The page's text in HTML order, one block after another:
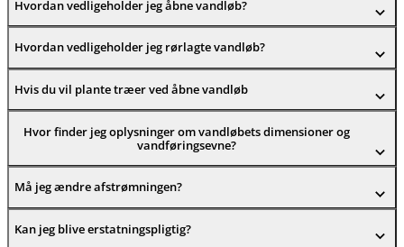
Hvordan vedligeholder jeg åbne vandløb?
Hvordan vedligeholder jeg rørlagte vandløb?
Hvis du vil plante træer ved åbne vandløb
Hvor finder jeg oplysninger om vandløbets dimensioner og
vandføringsevne?
Må jeg ændre afstrømningen?
Kan jeg blive erstatningspligtig?